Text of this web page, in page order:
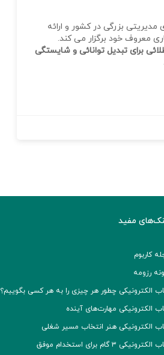
سمینارهای مدیریتی بزرگی در کشور و ارائه
برای تبدیل توانائی و شایستگی
مفید
کاربوم
رزومه
الکترونیکی چطور هر چیزی را به هر کسی بگوییم؟
الکترونیکی مهارت‌های آینده
الکترونیکی هنر انتخاب مسیر شغلی
۳ گام برای استخدام موفق